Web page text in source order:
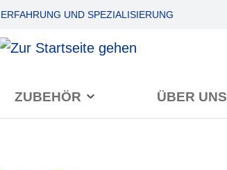
UND SPEZIALISIERUNG
ZUBEHÖR ÜBER UNS